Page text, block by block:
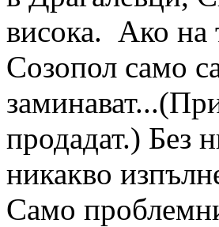
висока. Ако на
Созопол само
продадат.) Без
никакво
Само